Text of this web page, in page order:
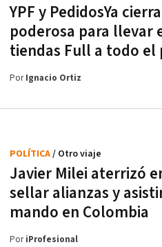
YPF y PedidosYa
poderosa para llevar
tiendas Full a todo el
PorIgnacio Ortiz
Javier Milei aterrizó
sellar alianzas y
mando en Colombia
POLÍTICA/ Otro viaje
PoriProfesional